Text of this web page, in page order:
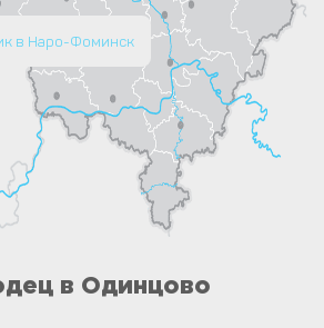
в Наро-Фоминск
в Одинцово